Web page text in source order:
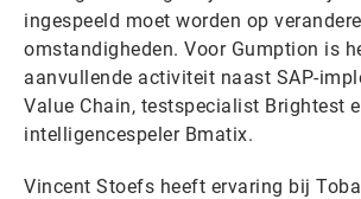
ingespeeld moet worden op
omstandigheden. Voor Gumption is
aanvullende activiteit naast SAP-
Value Chain, testspecialist Brightest
intelligencespeler Bmatix.
Vincent Stoefs heeft ervaring bij